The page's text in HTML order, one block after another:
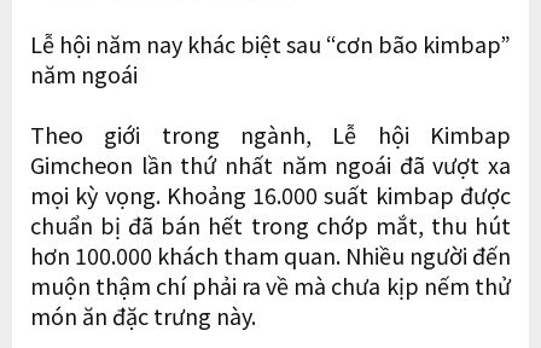
Lễ hội năm nay khác biệt sau “cơn bão kimbap”
năm ngoái
Theo giới trong ngành, Lễ hội Kimbap
Gimcheon lần thứ nhất năm ngoái đã vượt xa
mọi kỳ vọng. Khoảng 16.000 suất kimbap được
chuẩn bị đã bán hết trong chớp mắt, thu hút
hơn 100.000 khách tham quan. Nhiều người đến
muộn thậm chí phải ra về mà chưa kịp nếm thử
món ăn đặc trưng này.